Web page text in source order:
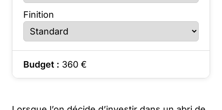
Finition
Budget : 360 €